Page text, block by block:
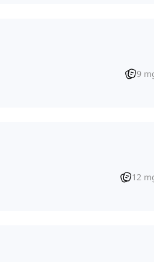
9
12